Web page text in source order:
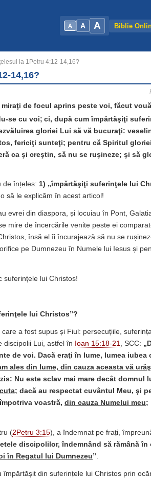
A A A Biblie
la 1Petru 4:12-14,16?
14,16?
miraţi de focul aprins peste voi, făcut
se cu voi; ci, după cum împărtăşiţi
gloriei Lui să vă bucuraţi:
fericiţi sunteţi; pentru că Spiritul
ca şi creştin, să nu se ruşineze; şi să
de înțeles: 1) „împărtăşiţi suferinţele lui
o să le explicăm în acest articol!
evrei din diaspora, și locuiau în Pont,
mire de încercările venite peste ei
însă el îi încurajează să nu se
pe Dumnezeu în Numele lui Iesus și
suferințele lui Christos!
lui Christos”?
a fost supus și Fiul: persecuțiile,
discipolii Lui, astfel în Ioan 15:18-21, SCC:
de voi. Dacă eraţi în lume, lumea iubea
ales din lume, din cauza aceasta vă
Nu este sclav mai mare decât domnul
; dacă au respectat cuvântul Meu, şi
voastră, din cauza Numelui meu;
(2Petru 3:15), a îndemnat pe frați,
discipolilor, îndemnând să rămână în
în Regatul lui Dumnezeu”
împărtășit din suferințele lui Christos prin